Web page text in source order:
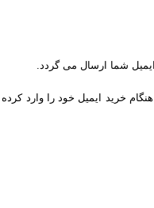
شما ارسال می گردد.
خرید ایمیل خود را وارد